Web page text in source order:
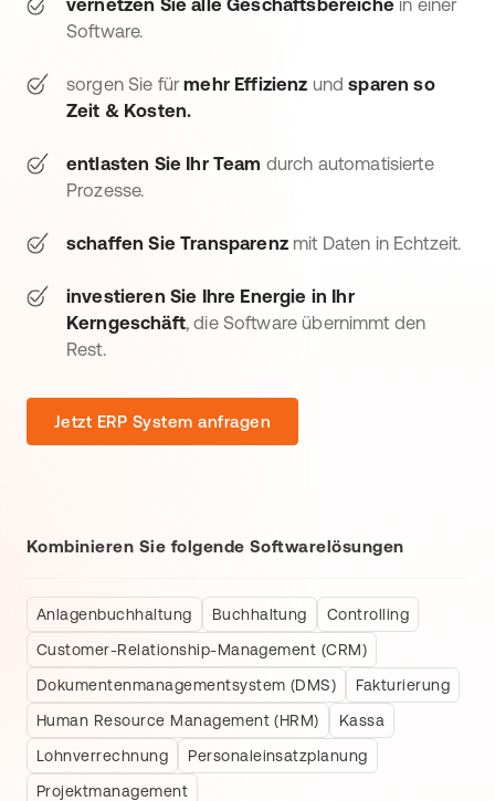
vernetzen Sie alle Geschäftsbereiche in einer
Software.
sorgen Sie fürmehr Effizienz undsparen so
Zeit & Kosten.
entlasten Sie Ihr Team durch automatisierte
Prozesse.
schaffen Sie Transparenzmit Daten in Echtzeit.
investieren Sie Ihre Energie in Ihr
Kerngeschäft, die Software übernimmt den
Rest.
Jetzt ERP System anfragen
Kombinieren Sie folgende Softwarelösungen
Anlagenbuchhaltung Buchhaltung
Controlling
Customer-Relationship-Management (CRM)
Dokumentenmanagementsystem (DMS)
Fakturierung
Human Resource Management (HRM)
Kassa
Lohnverrechnung
Personaleinsatzplanung
Projektmanagement